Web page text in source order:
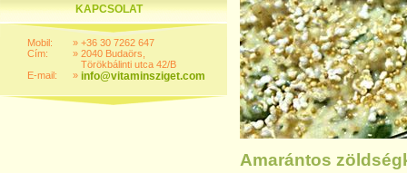
KAPCSOLAT
Mobil:
Cím:
E-mail:
»
»
»
+36 30 7262 647
2040 Budaörs,
Törökbálinti utca 42/B
info@vitaminsziget.com
Amarántos